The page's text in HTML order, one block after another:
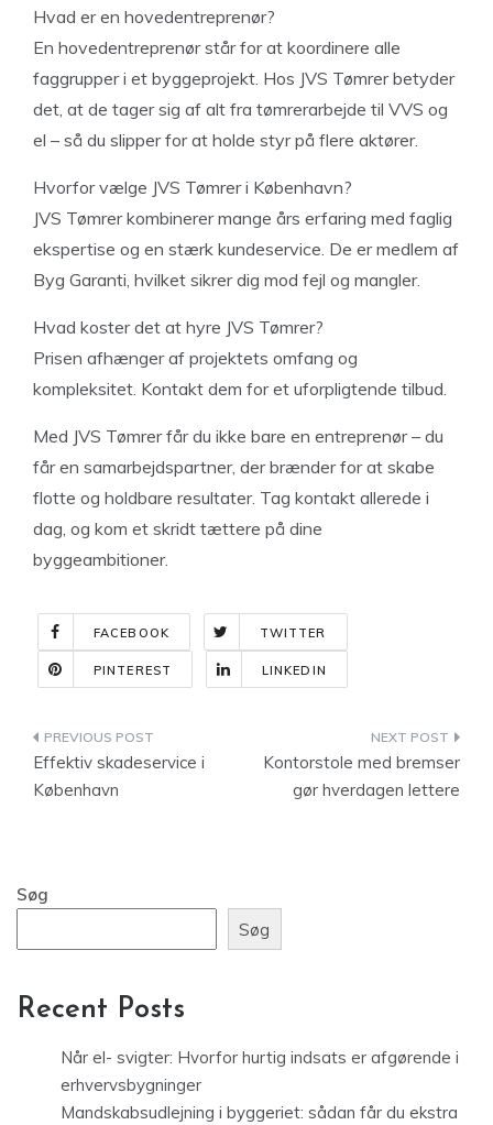
Hvad er en hovedentreprenør?
En hovedentreprenør står for at koordinere alle
faggrupper i et byggeprojekt. Hos JVS Tømrer betyder
det, at de tager sig af alt fra tømrerarbejde til VVS og
el – så du slipper for at holde styr på flere aktører.
Hvorfor vælge JVS Tømrer i København?
JVS Tømrer kombinerer mange års erfaring med faglig
ekspertise og en stærk kundeservice. De er medlem af
Byg Garanti, hvilket sikrer dig mod fejl og mangler.
Hvad koster det at hyre JVS Tømrer?
Prisen afhænger af projektets omfang og
kompleksitet. Kontakt dem for et uforpligtende tilbud.
Med JVS Tømrer får du ikke bare en entreprenør – du
får en samarbejdspartner, der brænder for at skabe
flotte og holdbare resultater. Tag kontakt allerede i
dag, og kom et skridt tættere på dine
byggeambitioner.
FACEBOOK TWITTER
PINTEREST LINKEDIN
Indlægsnavigation
Effektiv skadeservice i
København
Kontorstole med bremser
gør hverdagen lettere
Søg
Søg
Recent Posts
Når el- svigter: Hvorfor hurtig indsats er afgørende i
erhvervsbygninger
Mandskabsudlejning i byggeriet: sådan får du ekstra